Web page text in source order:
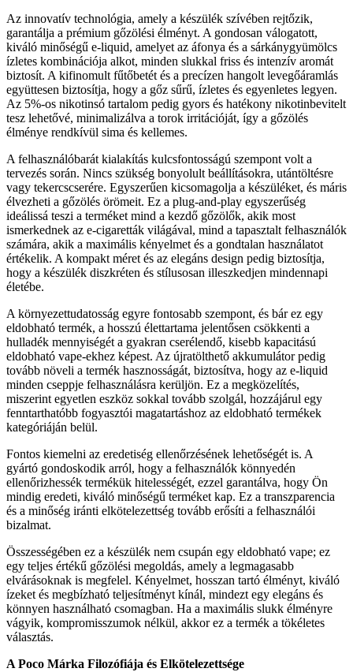
Az innovatív technológia, amely a készülék szívében rejtőzik,
garantálja a prémium gőzölési élményt. A gondosan válogatott,
kiváló minőségű e-liquid, amelyet az áfonya és a sárkánygyümölcs
ízletes kombinációja alkot, minden slukkal friss és intenzív aromát
biztosít. A kifinomult fűtőbetét és a precízen hangolt levegőáramlás
együttesen biztosítja, hogy a gőz sűrű, ízletes és egyenletes legyen.
Az 5%-os nikotinsó tartalom pedig gyors és hatékony nikotinbevitelt
tesz lehetővé, minimalizálva a torok irritációját, így a gőzölés
élménye rendkívül sima és kellemes.
A felhasználóbarát kialakítás kulcsfontosságú szempont volt a
tervezés során. Nincs szükség bonyolult beállításokra, utántöltésre
vagy tekercscserére. Egyszerűen kicsomagolja a készüléket, és máris
élvezheti a gőzölés örömeit. Ez a plug-and-play egyszerűség
ideálissá teszi a terméket mind a kezdő gőzölők, akik most
ismerkednek az e-cigaretták világával, mind a tapasztalt felhasználók
számára, akik a maximális kényelmet és a gondtalan használatot
értékelik. A kompakt méret és az elegáns design pedig biztosítja,
hogy a készülék diszkréten és stílusosan illeszkedjen mindennapi
életébe.
A környezettudatosság egyre fontosabb szempont, és bár ez egy
eldobható termék, a hosszú élettartama jelentősen csökkenti a
hulladék mennyiségét a gyakran cserélendő, kisebb kapacitású
eldobható vape-ekhez képest. Az újratölthető akkumulátor pedig
tovább növeli a termék hasznosságát, biztosítva, hogy az e-liquid
minden cseppje felhasználásra kerüljön. Ez a megközelítés,
miszerint egyetlen eszköz sokkal tovább szolgál, hozzájárul egy
fenntarthatóbb fogyasztói magatartáshoz az eldobható termékek
kategóriáján belül.
Fontos kiemelni az eredetiség ellenőrzésének lehetőségét is. A
gyártó gondoskodik arról, hogy a felhasználók könnyedén
ellenőrizhessék termékük hitelességét, ezzel garantálva, hogy Ön
mindig eredeti, kiváló minőségű terméket kap. Ez a transzparencia
és a minőség iránti elkötelezettség tovább erősíti a felhasználói
bizalmat.
Összességében ez a készülék nem csupán egy eldobható vape; ez
egy teljes értékű gőzölési megoldás, amely a legmagasabb
elvárásoknak is megfelel. Kényelmet, hosszan tartó élményt, kiváló
ízeket és megbízható teljesítményt kínál, mindezt egy elegáns és
könnyen használható csomagban. Ha a maximális slukk élményre
vágyik, kompromisszumok nélkül, akkor ez a termék a tökéletes
választás.
A Poco Márka Filozófiája és Elkötelezettsége